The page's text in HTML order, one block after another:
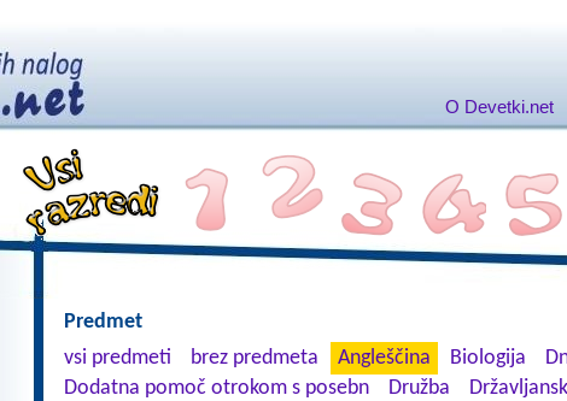
O Devetki.net
Predmet
vsi predmeti
brez predmeta Angleščina Biologija
Dodatna pomoč otrokom s posebn
Družba